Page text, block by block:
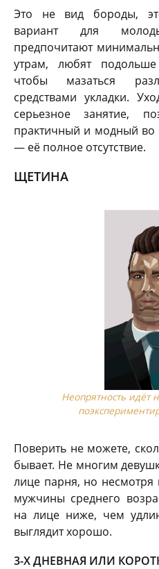
Это не вид бороды,
вариант для
предпочитают
утрам, любят
чтобы мазаться
средствами укладки.
серьезное занятие,
практичный и модный во
— её полное отсутствие.
ЩЕТИНА
Неопрятность идёт
Поверить не можете,
бывает. Не многим
лице парня, но
мужчины среднего
на лице ниже, чем
выглядит хорошо.
3-Х ДНЕВНАЯ ИЛИ